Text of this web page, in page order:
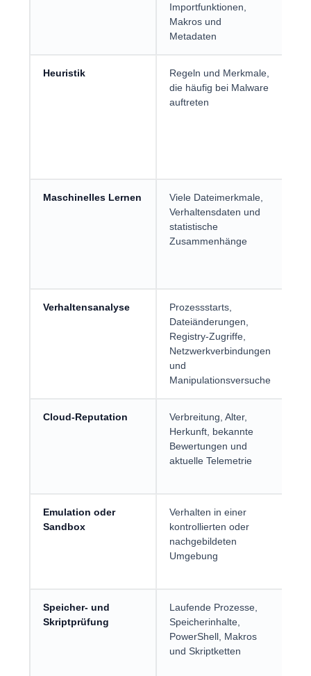
Importfunktionen,
Makros und
Metadaten
Heuristik
Regeln und Merkmale,
die häufig bei Malware
auftreten
Maschinelles Lernen
Viele Dateimerkmale,
Verhaltensdaten und
statistische
Zusammenhänge
Verhaltensanalyse
Prozessstarts,
Dateiänderungen,
Registry-Zugriffe,
Netzwerkverbindungen
und
Manipulationsversuche
Cloud-Reputation
Verbreitung, Alter,
Herkunft, bekannte
Bewertungen und
aktuelle Telemetrie
Emulation oder
Sandbox
Verhalten in einer
kontrollierten oder
nachgebildeten
Umgebung
Speicher- und
Skriptprüfung
Laufende Prozesse,
Speicherinhalte,
PowerShell, Makros
und Skriptketten